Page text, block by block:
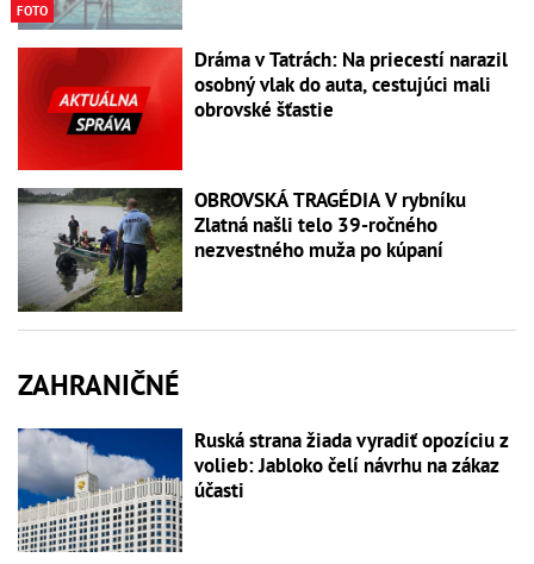
FOTO
Dráma v Tatrách: Na priecestí narazil
osobný vlak do auta, cestujúci mali
obrovské šťastie
OBROVSKÁ TRAGÉDIA V rybníku
Zlatná našli telo 39-ročného
nezvestného muža po kúpaní
ZAHRANIČNÉ
Ruská strana žiada vyradiť opozíciu z
volieb: Jabloko čelí návrhu na zákaz
účasti